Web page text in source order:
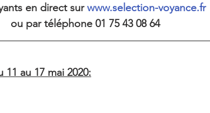
en direct sur www.selection-voyance.fr
ou par téléphone 01 75 43 08 64
au 17 mai 2020: